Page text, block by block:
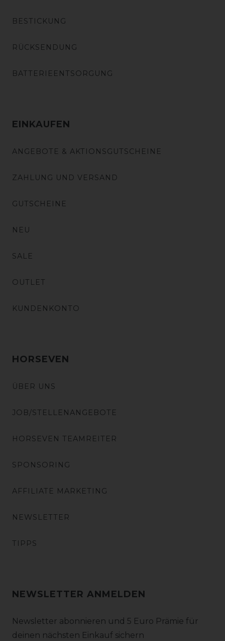
BESTICKUNG
RÜCKSENDUNG
BATTERIEENTSORGUNG
EINKAUFEN
ANGEBOTE & AKTIONSGUTSCHEINE
ZAHLUNG UND VERSAND
GUTSCHEINE
NEU
SALE
OUTLET
KUNDENKONTO
HORSEVEN
ÜBER UNS
JOB/STELLENANGEBOTE
HORSEVEN TEAMREITER
SPONSORING
AFFILIATE MARKETING
NEWSLETTER
TIPPS
NEWSLETTER ANMELDEN
Newsletter abonnieren und 5 Euro Prämie für
deinen nächsten Einkauf sichern